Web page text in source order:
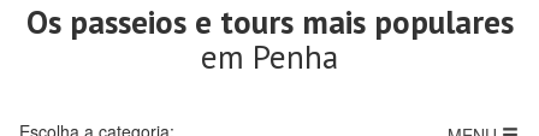
Os passeios e tours mais populares
em Penha
Escolha a categoria: